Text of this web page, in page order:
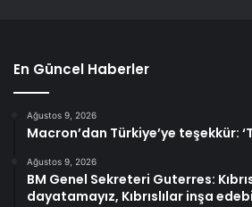
En Güncel Haberler
Ağustos 9, 2026
Macron’dan Türkiye’ye teşekkür:
Ağustos 9, 2026
BM Genel Sekreteri Guterres:
dayatamayız, Kıbrıslılar inşa